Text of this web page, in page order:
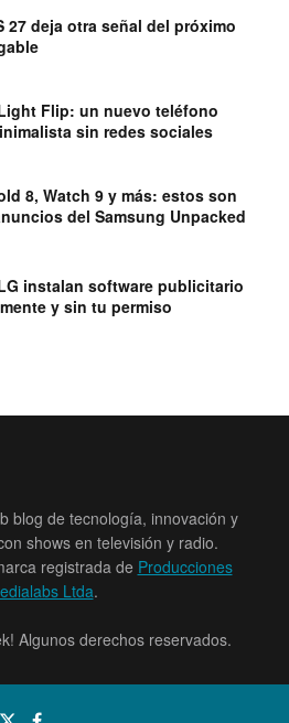
27 deja otra señal del próximo
Flip: un nuevo teléfono
sin redes sociales
8, Watch 9 y más: estos son
del Samsung Unpacked
instalan software publicitario
y sin tu permiso
blog de tecnología, innovación y
shows en televisión y radio.
registrada de Producciones
Ltda.
Algunos derechos reservados.